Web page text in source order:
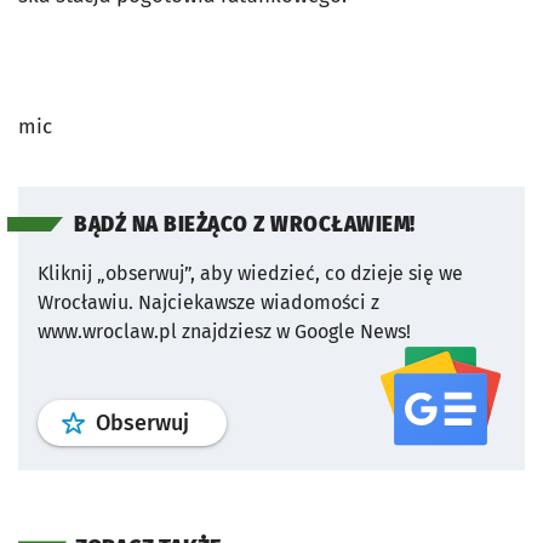
mic
BĄDŹ NA BIEŻĄCO Z WROCŁAWIEM!
Kliknij „obserwuj”, aby wiedzieć, co dzieje się we
Wrocławiu. Najciekawsze wiadomości z
www.wroclaw.pl znajdziesz w Google News!
Obserwuj profil serwisu